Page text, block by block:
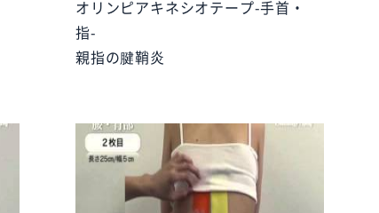
オリンピアキネシオテープ-手首・
指-
親指の腱鞘炎